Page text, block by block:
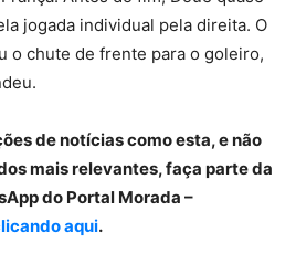
jogada individual pela direita. O
o chute de frente para o goleiro,
de notícias como esta, e não
mais relevantes, faça parte da
do Portal Morada –
aqui.